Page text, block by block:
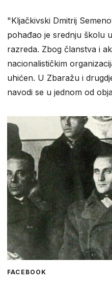
"Kljačkivski Dmitrij
pohađao je srednju školu
razreda. Zbog članstva i
nacionalističkim
uhićen. U Zbaražu i
navodi se u jednom od
FACEBOOK